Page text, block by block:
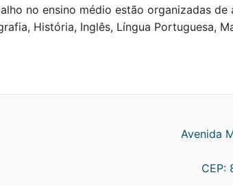
no ensino médio estão organizadas
História, Inglês, Língua Portuguesa,
Avenida
CEP: